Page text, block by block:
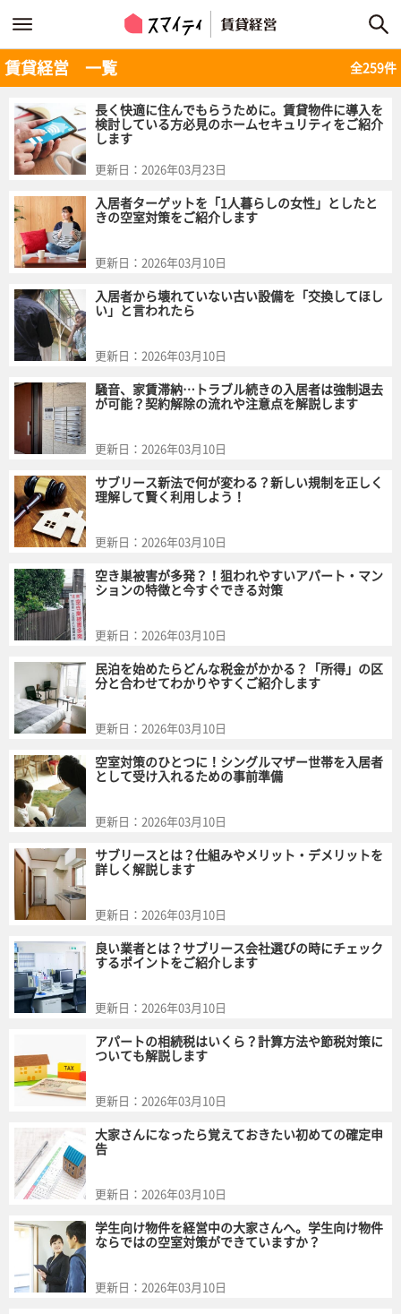
賃貸経営 一覧 全259件
長く快適に住んでもらうために。賃貸物件に導入を
検討している方必見のホームセキュリティをご紹介
します
更新日： 2026年03月23日
入居者ターゲットを「1人暮らしの女性」としたと
きの空室対策をご紹介します
更新日： 2026年03月10日
入居者から壊れていない古い設備を「交換してほし
い」と言われたら
更新日： 2026年03月10日
騒音、家賃滞納…トラブル続きの入居者は強制退去
が可能？契約解除の流れや注意点を解説します
更新日： 2026年03月10日
サブリース新法で何が変わる？新しい規制を正しく
理解して賢く利用しよう！
更新日： 2026年03月10日
空き巣被害が多発？！狙われやすいアパート・マン
ションの特徴と今すぐできる対策
更新日： 2026年03月10日
民泊を始めたらどんな税金がかかる？「所得」の区
分と合わせてわかりやすくご紹介します
更新日： 2026年03月10日
空室対策のひとつに！シングルマザー世帯を入居者
として受け入れるための事前準備
更新日： 2026年03月10日
サブリースとは？仕組みやメリット・デメリットを
詳しく解説します
更新日： 2026年03月10日
良い業者とは？サブリース会社選びの時にチェック
するポイントをご紹介します
更新日： 2026年03月10日
アパートの相続税はいくら？計算方法や節税対策に
ついても解説します
更新日： 2026年03月10日
大家さんになったら覚えておきたい初めての確定申
告
更新日： 2026年03月10日
学生向け物件を経営中の大家さんへ。学生向け物件
ならではの空室対策ができていますか？
更新日： 2026年03月10日